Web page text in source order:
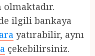
ilgili bankaya
yatırabilir, aynı
çekebilirsiniz.